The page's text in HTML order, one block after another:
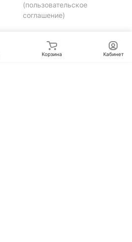
(пользовательское
соглашение)
Корзина Кабинет